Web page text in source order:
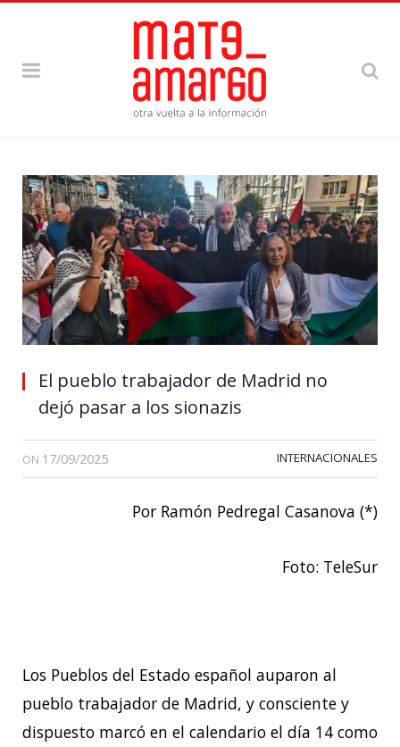
El pueblo trabajador de Madrid no
dejó pasar a los sionazis
ON 17/09/2025 INTERNACIONALES
Por Ramón Pedregal Casanova (*)
Foto: TeleSur
Los Pueblos del Estado español auparon al
pueblo trabajador de Madrid, y consciente y
dispuesto marcó en el calendario el día 14 como